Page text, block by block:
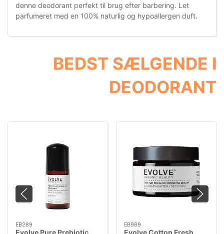
denne deodorant perfekt til brug efter barbering. Let
parfumeret med en 100% naturlig og hypoallergen duft.
BEDST SÆLGENDE I
DEODORANT
EB289
Evolve Pure Prebiotic
EB989
Evolve Cotton Fresh